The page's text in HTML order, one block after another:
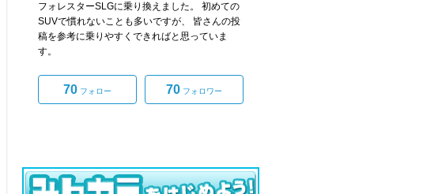
フォレスターSLGに乗り換えました。 初めての
SUVで慣れないことも多いですが、 皆さんの投
稿を参考に乗りやすくできればと思っていま
す。
70 フォロー 70 フォロワー